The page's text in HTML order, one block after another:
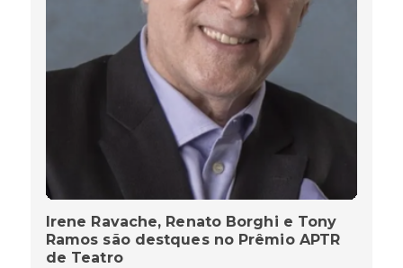
Irene Ravache, Renato Borghi e Tony
Ramos são destques no Prêmio APTR
de Teatro